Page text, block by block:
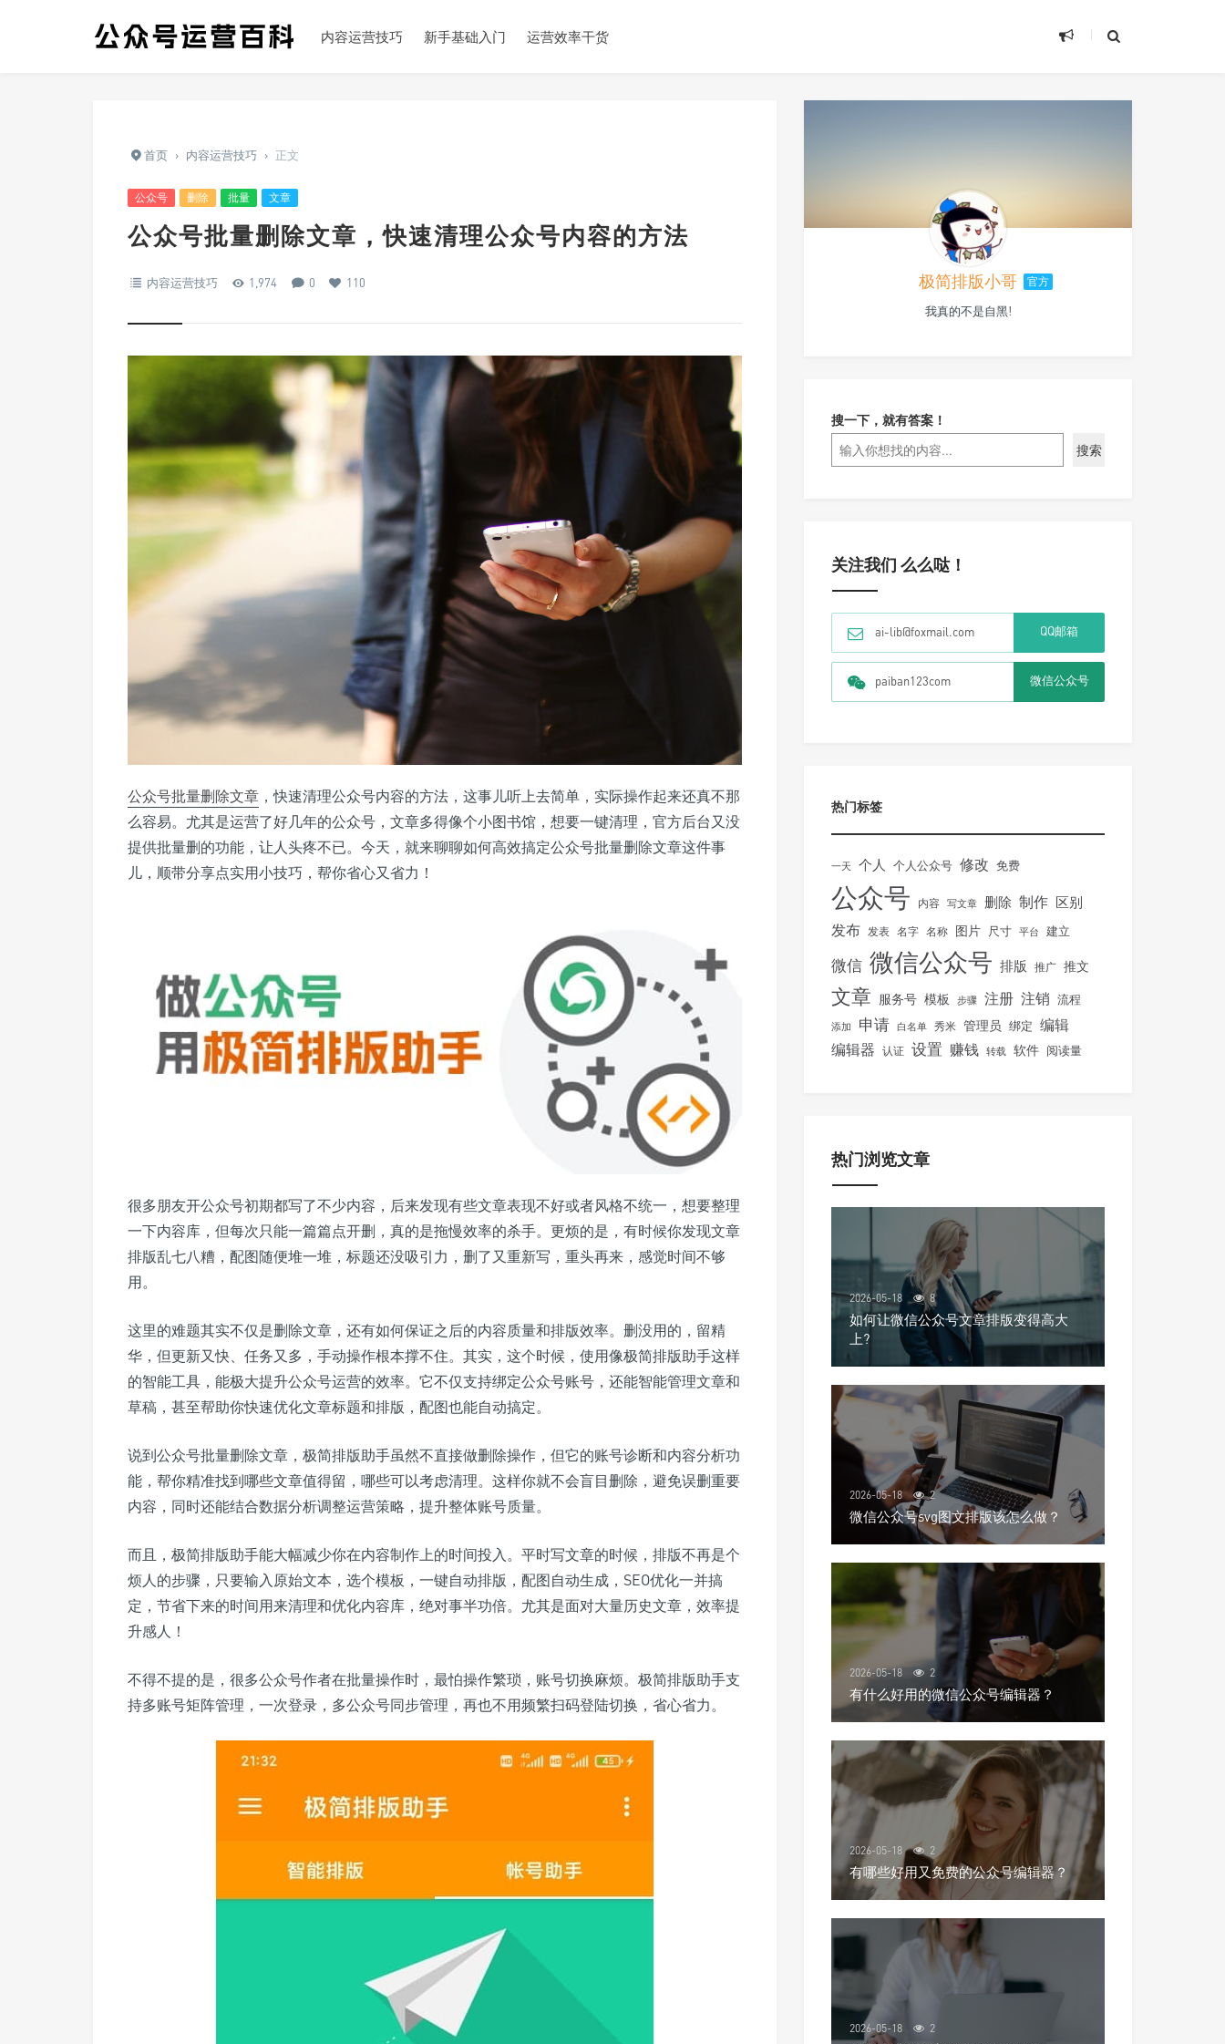
内容运营技巧 新手基础入门 运营效率干货
首页 › 内容运营技巧 › 正文
公众号 删除 批量 文章
公众号批量删除文章，快速清理公众号内容的方法
内容运营技巧 1,974 0 110
公众号批量删除文章 ，快速清理公众号内容的方法，这事儿听上去简单，实际操作起来还真不那
么容易。尤其是运营了好几年的公众号，文章多得像个小图书馆，想要一键清理，官方后台又没
提供批量删的功能，让人头疼不已。今天，就来聊聊如何高效搞定公众号批量删除文章这件事
儿，顺带分享点实用小技巧，帮你省心又省力！
很多朋友开公众号初期都写了不少内容，后来发现有些文章表现不好或者风格不统一，想要整理
一下内容库，但每次只能一篇篇点开删，真的是拖慢效率的杀手。更烦的是，有时候你发现文章
排版乱七八糟，配图随便堆一堆，标题还没吸引力，删了又重新写，重头再来，感觉时间不够
用。
这里的难题其实不仅是删除文章，还有如何保证之后的内容质量和排版效率。删没用的，留精
华，但更新又快、任务又多，手动操作根本撑不住。其实，这个时候，使用像极简排版助手这样
的智能工具，能极大提升公众号运营的效率。它不仅支持绑定公众号账号，还能智能管理文章和
草稿，甚至帮助你快速优化文章标题和排版，配图也能自动搞定。
说到公众号批量删除文章，极简排版助手虽然不直接做删除操作，但它的账号诊断和内容分析功
能，帮你精准找到哪些文章值得留，哪些可以考虑清理。这样你就不会盲目删除，避免误删重要
内容，同时还能结合数据分析调整运营策略，提升整体账号质量。
而且，极简排版助手能大幅减少你在内容制作上的时间投入。平时写文章的时候，排版不再是个
烦人的步骤，只要输入原始文本，选个模板，一键自动排版，配图自动生成，SEO优化一并搞
定，节省下来的时间用来清理和优化内容库，绝对事半功倍。尤其是面对大量历史文章，效率提
升感人！
不得不提的是，很多公众号作者在批量操作时，最怕操作繁琐，账号切换麻烦。极简排版助手支
持多账号矩阵管理，一次登录，多公众号同步管理，再也不用频繁扫码登陆切换，省心省力。
极简排版小哥 官方
我真的不是自黑!
搜一下，就有答案！
搜索
关注我们 么么哒！
ai-lib@foxmail.com QQ邮箱
paiban123com 微信公众号
热门标签
一天 个人 个人公众号 修改 免费
公众号 内容 写文章 删除 制作 区别
发布 发表 名字 名称 图片 尺寸 平台 建立
微信 微信公众号 排版 推广 推文
文章 服务号 模板 步骤 注册 注销 流程
添加 申请 白名单 秀米 管理员 绑定 编辑
编辑器
认证 设置 赚钱 转载 软件 阅读量
热门浏览文章
2026-05-18 8
如何让微信公众号文章排版变得高大
上?
2026-05-18 2
微信公众号svg图文排版该怎么做？
2026-05-18 2
有什么好用的微信公众号编辑器？
2026-05-18 2
有哪些好用又免费的公众号编辑器？
2026-05-18 2